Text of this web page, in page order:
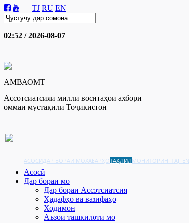
TJ RU EN
02:52 / 2026-08-07
АМВАОМТ
Ассотсиатсияи милли воситаҳои ахбори
оммаи мустақили Тоҷикистон
АСОСӢДАР БОРАИ МОХАБАРҲОТАҲЛИЛМОНИТОРИНГTAJFEN
Асосӣ
Дар бораи мо
Дар бораи Ассотсиатсия
Ҳадафҳо ва вазифаҳо
Ходимон
Аъзои ташкилоти мо